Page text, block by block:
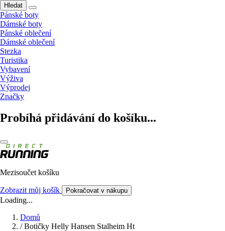
Hledat
Pánské boty
Dámské boty
Pánské oblečení
Dámské oblečení
Stezka
Turistika
Vybavení
Výživa
Výprodej
Značky
Probíhá přidávání do košíku...
Mezisoučet košíku
Zobrazit můj košík Pokračovat v nákupu
Loading...
Domů
/ Botičky Helly Hansen Stalheim Ht